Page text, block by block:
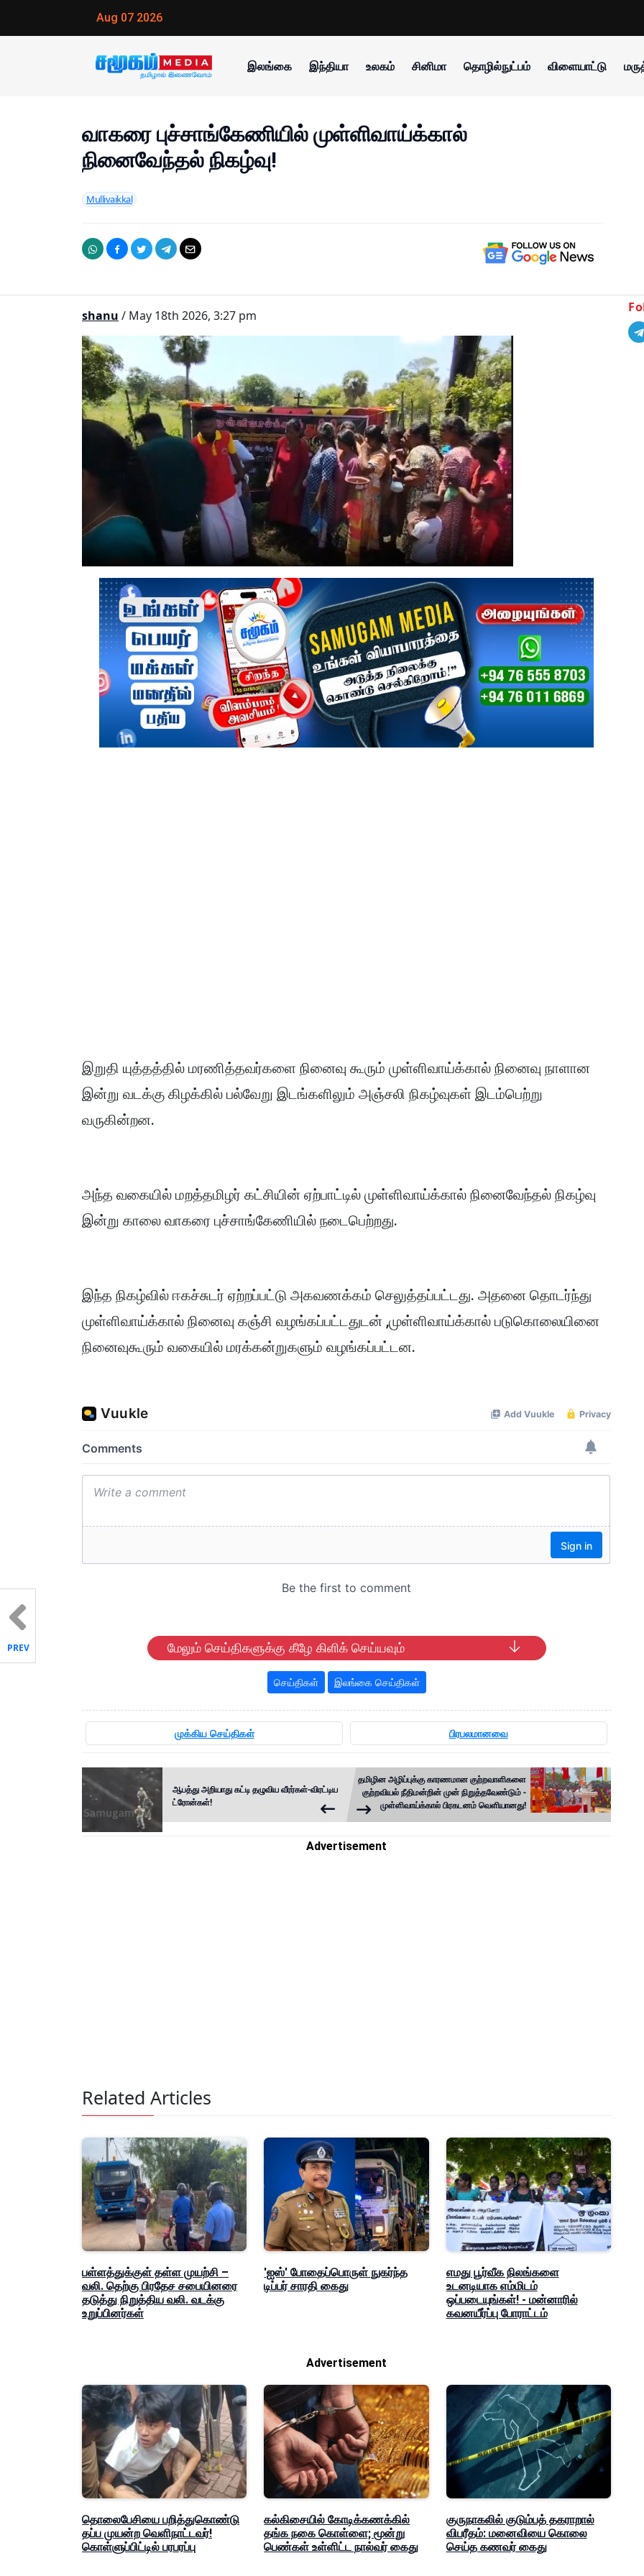
Aug 07 2026
இலங்கை இந்தியா உலகம் சினிமா தொழில்நுட்பம் விளையாட்டு
வாகரை புச்சாங்கேணியில் முள்ளிவாய்க்கால்
நினைவேந்தல் நிகழ்வு!
Mullivaikkal
shanu / May 18th 2026, 3:27 pm
இறுதி யுத்தத்தில் மரணித்தவர்களை நினைவு கூரும் முள்ளிவாய்க்கால் நினைவு நாளான
இன்று வடக்கு கிழக்கில் பல்வேறு இடங்களிலும் அஞ்சலி நிகழ்வுகள் இடம்பெற்று
வருகின்றன.
அந்த வகையில் மறத்தமிழர் கட்சியின் ஏற்பாட்டில் முள்ளிவாய்க்கால் நினைவேந்தல் நிகழ்வு
இன்று காலை வாகரை புச்சாங்கேணியில் நடைபெற்றது.
இந்த நிகழ்வில் ஈகச்சுடர் ஏற்றப்பட்டு அகவணக்கம் செலுத்தப்பட்டது. அதனை தொடர்ந்து
முள்ளிவாய்க்கால் நினைவு கஞ்சி வழங்கப்பட்டதுடன் ,முள்ளிவாய்க்கால் படுகொலையினை
நினைவுகூரும் வகையில் மரக்கன்றுகளும் வழங்கப்பட்டன.
மேலும் செய்திகளுக்கு கீழே கிளிக் செய்யவும்
செய்திகள் இலங்கை செய்திகள்
முக்கிய செய்திகள் பிரபலமானவை
ஆபத்து அறியாது கட்டி தழுவிய வீரர்கள்-விரட்டிய
ட்ரோன்கள்!
தமிழின அழிப்புக்கு காரணமான குற்றவாளிகளை
குற்றவியல் நீதிமன்றின் முன் நிறுத்தவேண்டும் -
முள்ளிவாய்க்கால் பிரகடனம் வெளியானது!
PREV
Advertisement
Related Articles
பள்ளத்துக்குள் தள்ள முயற்சி –
வலி. தெற்கு பிரதேச சபையினரை
தடுத்து நிறுத்திய வலி. வடக்கு
உறுப்பினர்கள்
'ஐஸ்' போதைப்பொருள் நுகர்ந்த
டிப்பர் சாரதி கைது
எமது பூர்வீக நிலங்களை
உடனடியாக எம்மிடம்
ஒப்படையுங்கள்! - மன்னாரில்
கவனயீர்ப்பு போராட்டம்
Advertisement
தொலைபேசியை பறித்துகொண்டு
தப்ப முயன்ற வெளிநாட்டவர்!
கொள்ளுப்பிட்டில் பரபரப்பு
கல்கிசையில் கோடிக்கணக்கில்
தங்க நகை கொள்ளை; மூன்று
பெண்கள் உள்ளிட்ட நால்வர் கைது
குருநாகலில் குடும்பத் தகராறால்
விபரீதம்: மனைவியை கொலை
செய்த கணவர் கைது